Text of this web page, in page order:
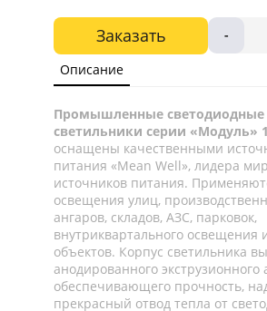
Заказать -
Описание
Промышленные светодиодные
светильники серии «Модуль»
оснащены качественными
питания «Mean Well», лидера
источников питания.
освещения улиц,
ангаров, складов, АЗС, парковок,
внутриквартального освещения
объектов. Корпус светильника
анодированного
обеспечивающего прочность,
прекрасный отвод тепла от